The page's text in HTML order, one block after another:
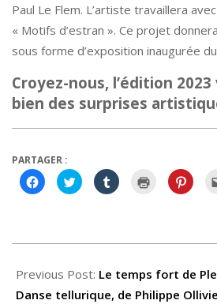
Paul Le Flem. L’artiste travaillera
« Motifs d’estran ». Ce projet
sous forme d’exposition inaugurée
Croyez-nous, l’édition
bien des surprises
PARTAGER :
Cliquez
pour
partager
nouvelle
Cliquez
pour
partager
nouvelle
Cliquez
pour
nouvelle
Cliquer
pour
imprimer(ouvre
pour
08-
01
Previous Post: Le temps fort de
Danse tellurique, de Philippe